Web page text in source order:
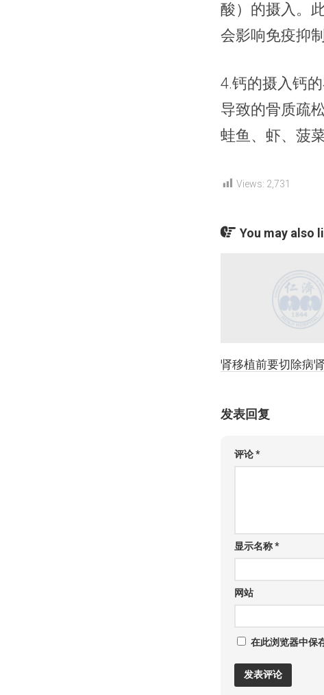
酸）的摄入。
会影响免疫抑
4.钙的摄入钙
导致的骨质疏
蛙鱼、虾、菠
Views: 2,731
You may also
肾移植前要切除病
发表回复
评论*
显示名称*
网站
在此浏览器中保